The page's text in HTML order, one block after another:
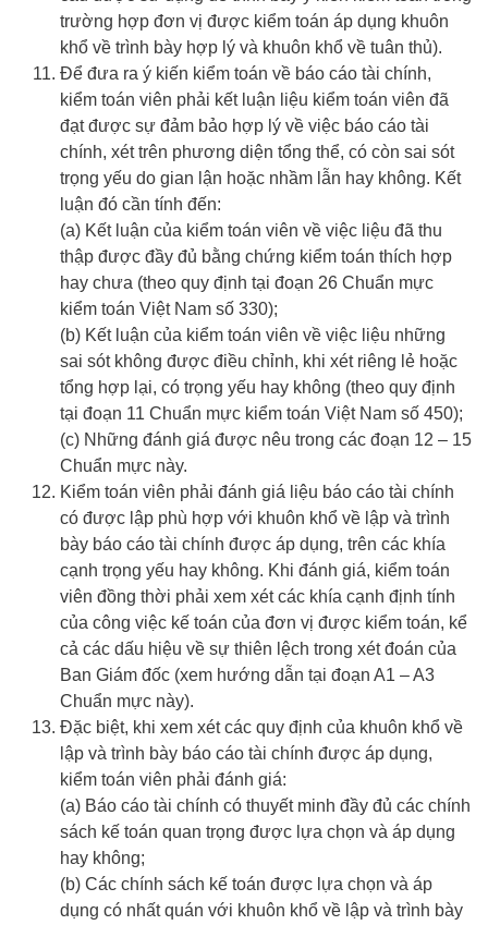
trường hợp đơn vị được kiểm toán áp dụng khuôn
khổ về trình bày hợp lý và khuôn khổ về tuân thủ).
Để đưa ra ý kiến kiểm toán về báo cáo tài chính,
kiểm toán viên phải kết luận liệu kiểm toán viên đã
đạt được sự đảm bảo hợp lý về việc báo cáo tài
chính, xét trên phương diện tổng thể, có còn sai sót
trọng yếu do gian lận hoặc nhầm lẫn hay không. Kết
luận đó cần tính đến:
(a) Kết luận của kiểm toán viên về việc liệu đã thu
thập được đầy đủ bằng chứng kiểm toán thích hợp
hay chưa (theo quy định tại đoạn 26 Chuẩn mực
kiểm toán Việt Nam số 330);
(b) Kết luận của kiểm toán viên về việc liệu những
sai sót không được điều chỉnh, khi xét riêng lẻ hoặc
tổng hợp lại, có trọng yếu hay không (theo quy định
tại đoạn 11 Chuẩn mực kiểm toán Việt Nam số 450);
(c) Những đánh giá được nêu trong các đoạn 12 – 15
Chuẩn mực này.
Kiểm toán viên phải đánh giá liệu báo cáo tài chính
có được lập phù hợp với khuôn khổ về lập và trình
bày báo cáo tài chính được áp dụng, trên các khía
cạnh trọng yếu hay không. Khi đánh giá, kiểm toán
viên đồng thời phải xem xét các khía cạnh định tính
của công việc kế toán của đơn vị được kiểm toán, kể
cả các dấu hiệu về sự thiên lệch trong xét đoán của
Ban Giám đốc (xem hướng dẫn tại đoạn A1 – A3
Chuẩn mực này).
Đặc biệt, khi xem xét các quy định của khuôn khổ về
lập và trình bày báo cáo tài chính được áp dụng,
kiểm toán viên phải đánh giá:
(a) Báo cáo tài chính có thuyết minh đầy đủ các chính
sách kế toán quan trọng được lựa chọn và áp dụng
hay không;
(b) Các chính sách kế toán được lựa chọn và áp
dụng có nhất quán với khuôn khổ về lập và trình bày